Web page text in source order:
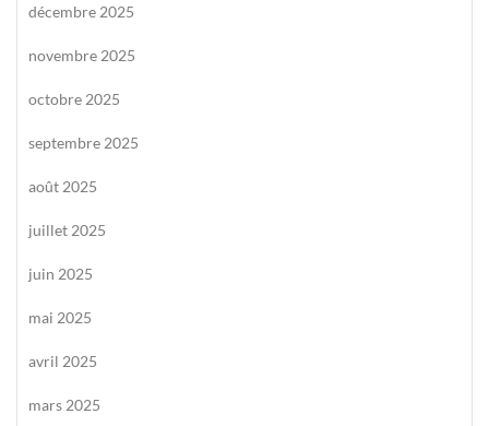
décembre 2025
novembre 2025
octobre 2025
septembre 2025
août 2025
juillet 2025
juin 2025
mai 2025
avril 2025
mars 2025